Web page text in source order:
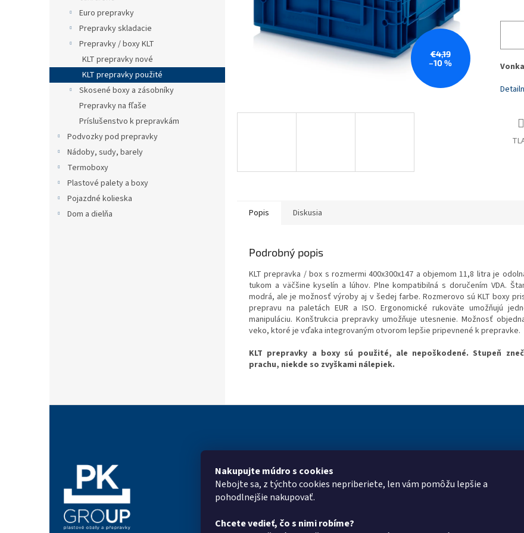
Nakupujte múdro s cookies
Nebojte sa, z týchto cookies nepriberiete, len vám pomôžu lepšie a
pohodlnejšie nakupovať.
Chcete vedieť, čo s nimi robíme?
Euro prepravky
Prepravky skladacie
Prepravky / boxy KLT
KLT prepravky nové
KLT prepravky použité
Skosené boxy a zásobníky
Prepravky na fľaše
Príslušenstvo k prepravkám
Podvozky pod prepravky
Nádoby, sudy, barely
Termoboxy
Plastové palety a boxy
Pojazdné kolieska
Dom a dielňa
€4,19
–10 %
Popis Diskusia
Podrobný popis
KLT prepravka / box s rozmermi 400x300x147 a objemom 11,8 litra je
tukom a väčšine kyselín a lúhov. Plne kompatibilná s doručením VDA.
modrá, ale je možnosť výroby aj v šedej farbe. Rozmerovo sú KLT boxy
prepravu na paletách EUR a ISO. Ergonomické rukoväte umožňujú
manipuláciu. Konštrukcia prepravky umožňuje utesnenie. Možnosť
veko, ktoré je vďaka integrovaným otvorom lepšie pripevnené k prepravke.
KLT prepravky a boxy sú použité, ale nepoškodené. Stupeň
prachu, niekde so zvyškami nálepiek.
Informácie pre vás
Prečo PK Group
Kontakty